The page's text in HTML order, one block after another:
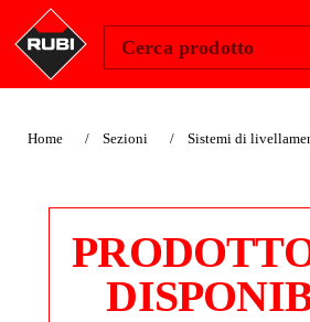
Cerca prodotto
Home Sezioni Sistemi di